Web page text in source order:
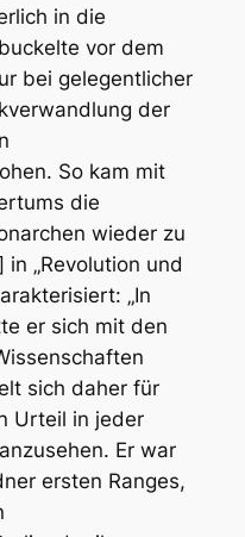
in die
vor dem
bei gelegentlicher
der
So kam mit
die
wieder zu
„Revolution und
„In
er sich mit den
sich daher für
Urteil in jeder
Er war
ersten Ranges,